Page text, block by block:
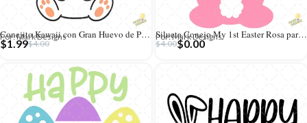
Conejito Kawaii con Gran Huevo de Pascua Turquesa – Vector y PNG 4K
Por: Mark Designs
$4.00
$1.99
Silueta Conejo My 1st Easter Rosa para Bebé – Diseño Vectorial Gratis y PNG 4K
Por: Mark Designs
$4.00$0.00